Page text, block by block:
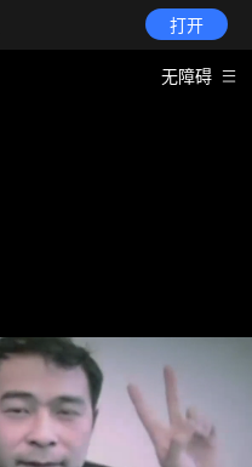
打开
无障碍